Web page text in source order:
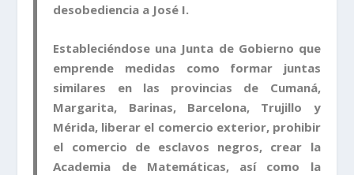
desobediencia a José I.
Estableciéndose una Junta de Gobierno que
emprende medidas como formar juntas
similares en las provincias de Cumaná,
Margarita, Barinas, Barcelona, Trujillo y
Mérida, liberar el comercio exterior, prohibir
el comercio de esclavos negros, crear la
Academia de Matemáticas, así como la